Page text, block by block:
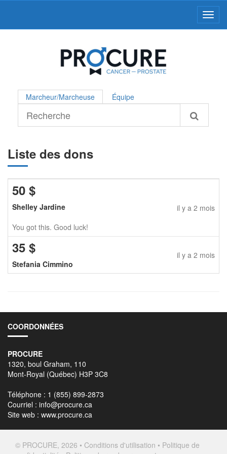
Marcheur/Marcheuse Équipe
Liste des dons
50 $
Shelley Jardine
You got this. Good luck!
il y a 2 mois
35 $
Stefania Cimmino
il y a 2 mois
COORDONNÉES
PROCURE
1320, boul Graham, 110
Mont-Royal (Québec) H3P 3C8
Téléphone : 1 (855) 899-2873
Courriel : info@procure.ca
Site web : www.procure.ca
© PROCURE, 2026 • Conditions d'utilisation • Politique de